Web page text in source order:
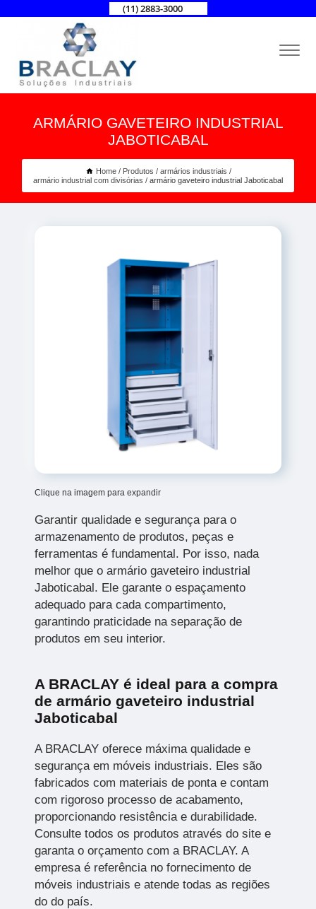
(11) 2883-3000
ARMÁRIO GAVETEIRO INDUSTRIAL
JABOTICABAL
Home Produtos
armários industriais
armário industrial com divisórias
armário gaveteiro industrial Jaboticabal
Clique na imagem para expandir
Garantir qualidade e segurança para o
armazenamento de produtos, peças e
ferramentas é fundamental. Por isso, nada
melhor que o armário gaveteiro industrial
Jaboticabal. Ele garante o espaçamento
adequado para cada compartimento,
garantindo praticidade na separação de
produtos em seu interior.
A BRACLAY é ideal para a compra
de armário gaveteiro industrial
Jaboticabal
A BRACLAY oferece máxima qualidade e
segurança em móveis industriais. Eles são
fabricados com materiais de ponta e contam
com rigoroso processo de acabamento,
proporcionando resistência e durabilidade.
Consulte todos os produtos através do site e
garanta o orçamento com a BRACLAY. A
empresa é referência no fornecimento de
móveis industriais e atende todas as regiões
do do país.